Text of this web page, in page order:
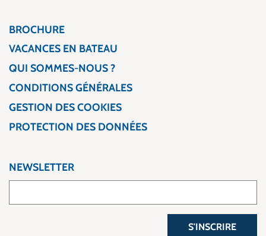
BROCHURE
VACANCES EN BATEAU
QUI SOMMES-NOUS ?
CONDITIONS GÉNÉRALES
GESTION DES COOKIES
PROTECTION DES DONNÉES
NEWSLETTER
S'INSCRIRE